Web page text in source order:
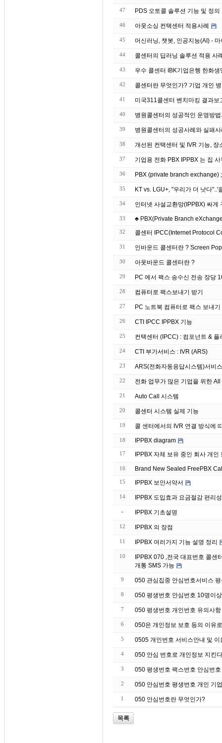
47 PDS 오토콜 솔루션 기능 및 정의
46 아웃소싱 컨택센터 적용사례
45 머신러닝, 챗봇, 인공지능(AI) -
44
43 우수 콜센터 IBK기업
42 콜센터란 무엇인가? 기업 개인
41 미국311콜센터 벤치마킹 결과보
40 병원콜센터의 성공적인 운영방
39 병원콜센터의 성공사례와 실패
38 개선된 컨택센터 및 IVR 기능, 장
37 기업용 전화 PBX
36 PBX (private branch exchange)
35 KT vs. LGU+, "우리가 더 낫다"..'
34 인터넷 사설교환망(IPPBX) 싸게
33 ♣ PBX(Private Branch
32 콜센터 IPCC(Internet Protocol
31 인바운드 콜센터
30 아웃바운드 콜센터란 ?
29 PC 에서 팩스 송수신 전송 장당
28 컴퓨터로 팩스보내기 받기
27
26 CTI IPCC IPPBX 기능
25 컨택센터 (IPCC) : 컴포넌트 &
24 CTI 부가서비스 : IVR (ARS)
23 ARS(전화자동응답시스템)서비
22 전화 업무가 많은 기업을 위한
21 Auto Call 시스템
20 콜센터 시스템 실제 기능
19 콜 센터에서의 IVR 연결 방식에
18 IPPBX diagram
17 IPPBX 자체 보유 중인 회사
16
15 IPPBX 보안서약서
14 IPPBX 도입효과 요금절감 편리성
» IPPBX 기초설명
12 IPPBX 의 장점
11 IPPBX 여러가지 기능 설명 정리
10
IPPBX 070 ,전국 대표번호 콜센
개통 SMS 가능
9 050 관심집중 안심번호서비스
8 050 평생번호 안심번호 10명이
7 050 평생번호 개인번호 유의사항
6 050은 개인정보 보호 등의 이유
5 0505 개인번호 서비스안내 및 이
4 050 안심 번호로 개인정보 지킨다
3 050 평생번호 팩스번호 안심번호
2 050 안심번호 평생번호 개인 기
1 050 안심번호란 무엇인가?
목록